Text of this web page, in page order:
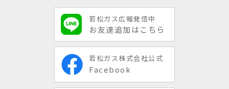
若松ガス広報発信中
お友達追加はこちら
若松ガス株式会社公式
Facebook